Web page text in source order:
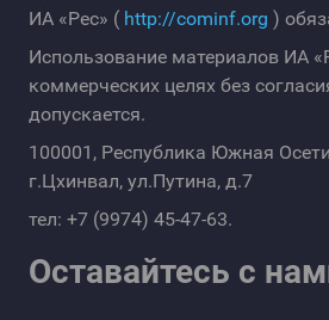
ИА «Рес» ( http://cominf.org )
Использование материалов ИА
коммерческих целях без
допускается.
100001, Республика Южная
г.Цхинвал, ул.Путина, д.7
тел: +7 (9974) 45-47-63.
Оставайтесь с